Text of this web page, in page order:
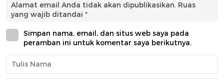
Alamat email Anda tidak akan dipublikasikan. Ruas
yang wajib ditandai *
Simpan nama, email, dan situs web saya pada
peramban ini untuk komentar saya berikutnya.